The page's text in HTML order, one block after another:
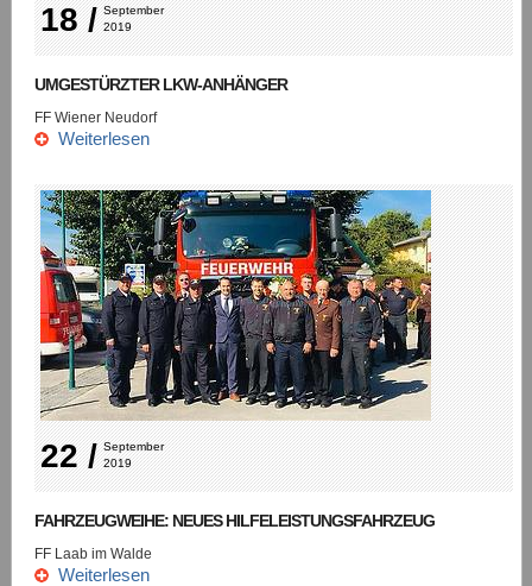
18 / September
2019
UMGESTÜRZTER LKW-ANHÄNGER
FF Wiener Neudorf
Weiterlesen
22 / September
2019
FAHRZEUGWEIHE: NEUES HILFELEISTUNGSFAHRZEUG
FF Laab im Walde
Weiterlesen